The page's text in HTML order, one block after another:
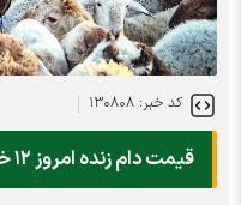
کد خبر: ۱۳۰۸۰۸
قیمت دام زنده امروز ۱۲ خرداد ۱۴۰۵ اعلام شد.